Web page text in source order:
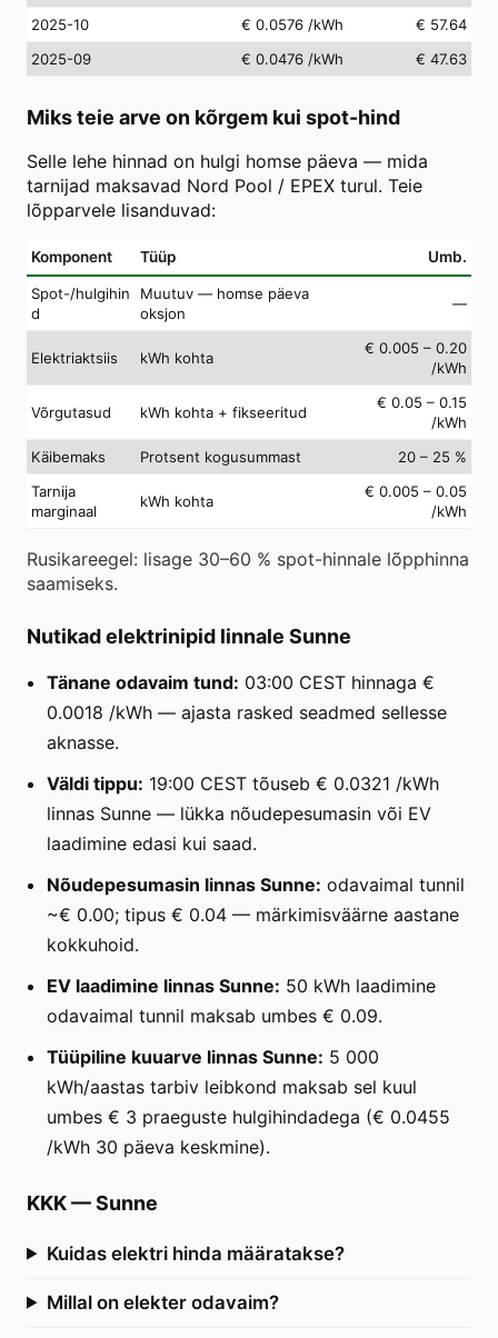
2025-10
€ 0.0576 /kWh
€ 57.64
2025-09
€ 0.0476 /kWh € 47.63
Miks teie arve on kõrgem kui spot-hind
Selle lehe hinnad on hulgi homse päeva — mida
tarnijad maksavad Nord Pool / EPEX turul. Teie
lõpparvele lisanduvad:
Komponent Tüüp Umb.
Spot-/hulgihin
d
Muutuv — homse päeva
oksjon
—
Elektriaktsiis kWh kohta
€ 0.005 – 0.20
/kWh
Võrgutasud kWh kohta + fikseeritud
€ 0.05 – 0.15
/kWh
Käibemaks
Protsent kogusummast
20 – 25 %
Tarnija
marginaal
kWh kohta
€ 0.005 – 0.05
/kWh
Rusikareegel: lisage 30–60 % spot-hinnale lõpphinna
saamiseks.
Nutikad elektrinipid linnale Sunne
Tänane odavaim tund: 03:00 CEST hinnaga €
0.0018 /kWh — ajasta rasked seadmed sellesse
aknasse.
Väldi tippu: 19:00 CEST tõuseb € 0.0321 /kWh
linnas Sunne — lükka nõudepesumasin või EV
laadimine edasi kui saad.
Nõudepesumasin linnas Sunne: odavaimal tunnil
~€ 0.00; tipus € 0.04 — märkimisväärne aastane
kokkuhoid.
EV laadimine linnas Sunne: 50 kWh laadimine
odavaimal tunnil maksab umbes € 0.09.
Tüüpiline kuuarve linnas Sunne: 5 000
kWh/aastas tarbiv leibkond maksab sel kuul
umbes € 3 praeguste hulgihindadega (€ 0.0455
/kWh 30 päeva keskmine).
KKK—Sunne
Kuidas elektri hinda määratakse?
Millal on elekter odavaim?